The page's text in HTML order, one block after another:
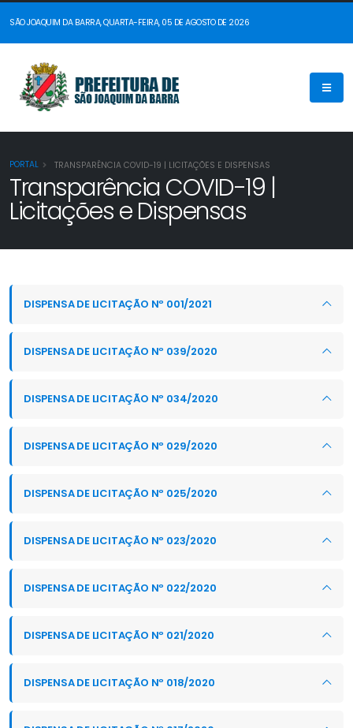
SÃO JOAQUIM DA BARRA, QUARTA-FEIRA, 05 DE AGOSTO DE 2026
PORTAL TRANSPARÊNCIA COVID-19 | LICITAÇÕES E DISPENSAS
Transparência COVID-19 |
Licitações e Dispensas
DISPENSA DE LICITAÇÃO Nº 001/2021
DISPENSA DE LICITAÇÃO Nº 039/2020
DISPENSA DE LICITAÇÃO Nº 034/2020
DISPENSA DE LICITAÇÃO Nº 029/2020
DISPENSA DE LICITAÇÃO Nº 025/2020
DISPENSA DE LICITAÇÃO Nº 023/2020
DISPENSA DE LICITAÇÃO Nº 022/2020
DISPENSA DE LICITAÇÃO Nº 021/2020
DISPENSA DE LICITAÇÃO Nº 018/2020